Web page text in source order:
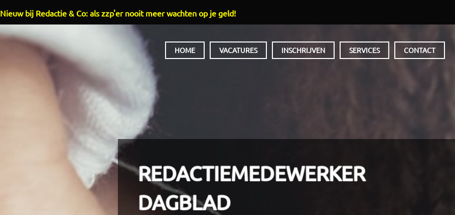
HOOFDMENU HOME VACATURES INSCHRIJVEN SERVICES CONTACT
REDACTIEMEDEWERKER
DAGBLAD
Nieuw bij Redactie & Co: als zzp'er nooit meer wachten op je geld!